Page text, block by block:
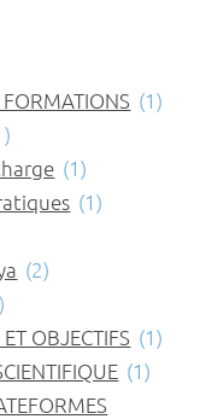
FORMATIONS (1)
(1)
(1)
(2)
OBJECTIFS (1)
(1)